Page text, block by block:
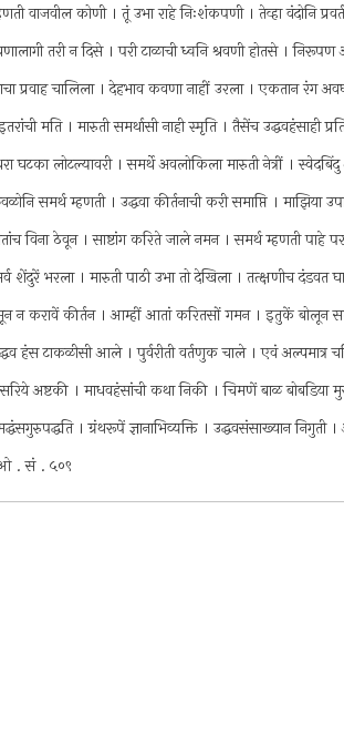
वाजवील कोणी । तूं उभा राहे निःशंकपणी । तेव्हा वंदोनि
तरी न दिसे । परी टाळाची ध्वनि श्रवणी होतसे ।
प्रवाह चालिला । देहभाव कवणा नाहीं उरला । एकतान रंग
मति । मारुती समर्थासी नाही स्मृति । तैसेंच उद्धवहंसाही
घटका लोटल्यावरी । समर्थे अवलोकिला मारुती नेत्रीं ।
समर्थ म्हणती । उद्धवा कीर्तनाची करी समाप्ति । माझिया
विना ठेवून । साष्टांग करिते जाले नमन । समर्थ म्हणती पाहे
शेंदुरें भरला । मारुती पाठी उभा तो देखिला । तत्क्षणीच दंडवत
न करावें कीर्तन । आम्हीं आतां करितसों गमन । इतुकें
हंस टाकळीसी आले । पुर्वरीती वर्तणुक चाले । एवं अल्पमात्र
अष्टकी । माधवहंसांची कथा निकी । चिमणें बाळ
। ग्रंथरूपें ज्ञानाभिव्यक्ति । उद्धवसंसाख्यान निगुती
. सं . ५०९